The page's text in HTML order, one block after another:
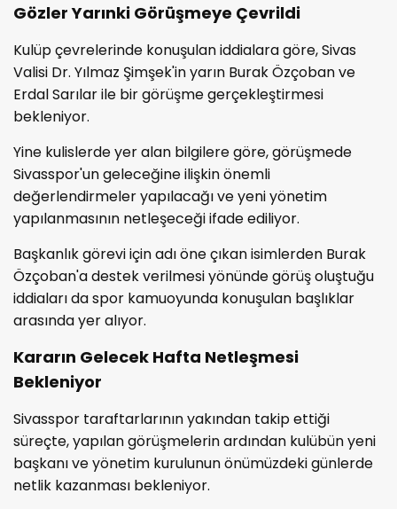
Gözler Yarınki Görüşmeye Çevrildi
Kulüp çevrelerinde konuşulan iddialara göre, Sivas
Valisi Dr. Yılmaz Şimşek'in yarın Burak Özçoban ve
Erdal Sarılar ile bir görüşme gerçekleştirmesi
bekleniyor.
Yine kulislerde yer alan bilgilere göre, görüşmede
Sivasspor'un geleceğine ilişkin önemli
değerlendirmeler yapılacağı ve yeni yönetim
yapılanmasının netleşeceği ifade ediliyor.
Başkanlık görevi için adı öne çıkan isimlerden Burak
Özçoban'a destek verilmesi yönünde görüş oluştuğu
iddiaları da spor kamuoyunda konuşulan başlıklar
arasında yer alıyor.
Kararın Gelecek Hafta Netleşmesi
Bekleniyor
Sivasspor taraftarlarının yakından takip ettiği
süreçte, yapılan görüşmelerin ardından kulübün yeni
başkanı ve yönetim kurulunun önümüzdeki günlerde
netlik kazanması bekleniyor.